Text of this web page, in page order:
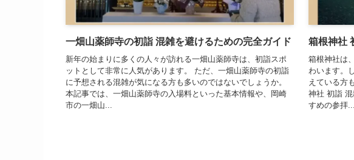
一畑山薬師寺の初詣 混雑を避けるための完全ガイド
新年の始まりに多くの人々が訪れる一畑山薬師寺は、初詣スポ
ットとして非常に人気があります。 ただ、一畑山薬師寺の初詣
に予想される混雑が気になる方も多いのではないでしょうか。
本記事では、一畑山薬師寺の入場料といった基本情報や、岡崎
市の一畑山...
箱根神社
箱根神社は
わいます。
えている方
神社 初詣
すめの参拝...